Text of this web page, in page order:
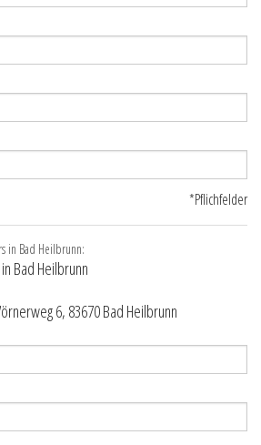
*Pflichfelder
in Bad Heilbrunn:
Bad Heilbrunn
6, 83670 Bad Heilbrunn